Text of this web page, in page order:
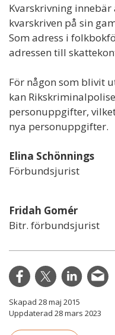
Kvarskrivning
kvarskriven på sin
Som adress i
adressen till
För någon som blivit
kan
personuppgifter,
nya personuppgifter.
Elina Schönnings
Förbundsjurist
Fridah Gomér
Bitr. förbundsjurist
Skapad 28 maj 2015
Uppdaterad 28 mars 2023